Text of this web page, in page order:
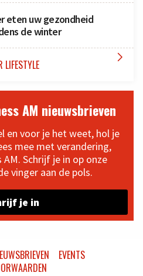
eten uw gezondheid
de winter
LIFESTYLE 
AM nieuwsbrieven
en voor je het weet, hol je
mee met verandering,
Schrijf je in op onze
vinger aan de pols.
je in
EVENTS